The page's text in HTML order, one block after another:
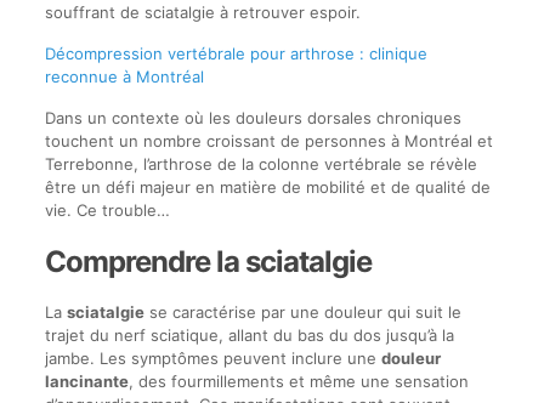
souffrant de sciatalgie à retrouver espoir.
Décompression vertébrale pour arthrose : clinique
reconnue à Montréal
Dans un contexte où les douleurs dorsales chroniques
touchent un nombre croissant de personnes à Montréal et
Terrebonne, l’arthrose de la colonne vertébrale se révèle
être un défi majeur en matière de mobilité et de qualité de
vie. Ce trouble…
Comprendre la sciatalgie
La sciatalgiese caractérise par une douleur qui suit le
trajet du nerf sciatique, allant du bas du dos jusqu’à la
jambe. Les symptômes peuvent inclure une douleur
lancinante, des fourmillements et même une sensation